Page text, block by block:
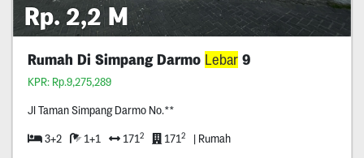
Rp. 2,2 M
Rumah Di Simpang Darmo Lebar9
KPR: Rp.9,275,289
Jl Taman Simpang Darmo No.**
3+2 1+1 1712 1712 | Rumah